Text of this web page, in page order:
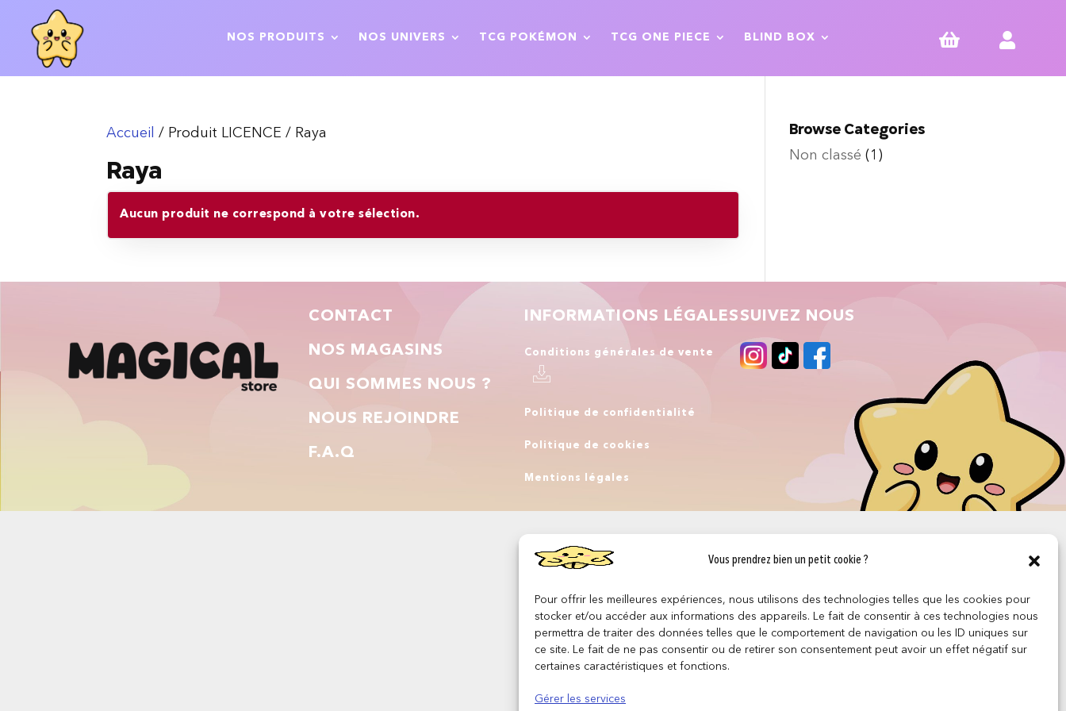
Vous prendrez bien un petit cookie ?
Pour offrir les meilleures expériences, nous utilisons des technologies telles que les cookies pour
stocker et/ou accéder aux informations des appareils. Le fait de consentir à ces technologies nous
permettra de traiter des données telles que le comportement de navigation ou les ID uniques sur
ce site. Le fait de ne pas consentir ou de retirer son consentement peut avoir un effet négatif sur
certaines caractéristiques et fonctions.
Gérer les services
NOS PRODUITS NOS UNIVERS TCG POKÉMON TCG ONE PIECE BLIND BOX  
Accueil / Produit LICENCE / Raya
Raya
Aucun produit ne correspond à votre sélection.
Browse Categories
Non classé (1)
CONTACT
NOS MAGASINS
QUI SOMMES NOUS ?
NOUS REJOINDRE
F.A.Q
INFORMATIONS LÉGALES
Conditions générales de vente
Politique de confidentialité
Politique de cookies
Mentions légales
SUIVEZ NOUS